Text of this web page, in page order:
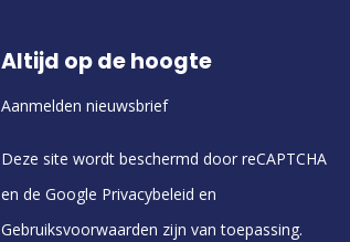
Altijd op de hoogte
Aanmelden nieuwsbrief
Deze site wordt beschermd door reCAPTCHA
en de Google Privacybeleid en
Gebruiksvoorwaarden zijn van toepassing.